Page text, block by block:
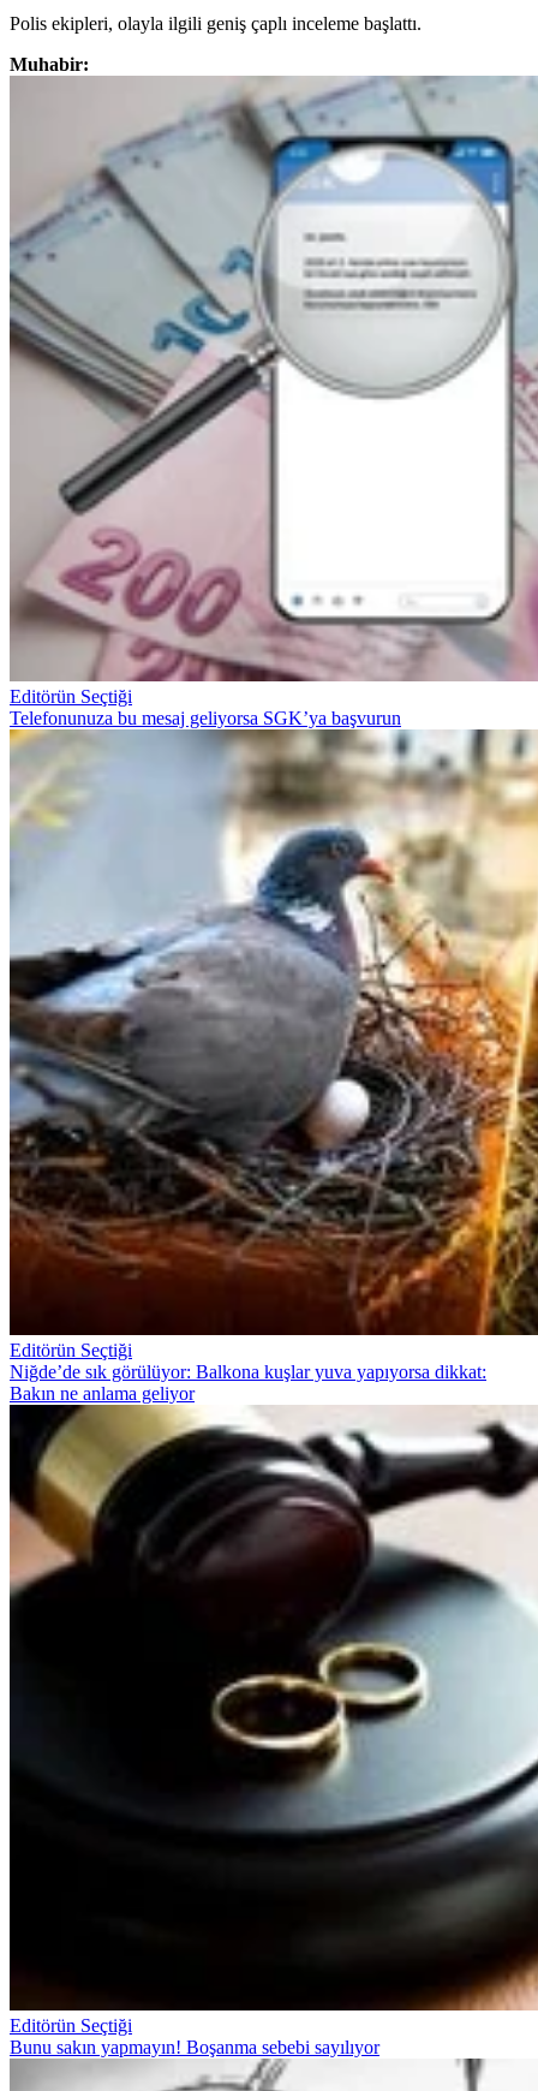
Polis ekipleri, olayla ilgili geniş çaplı inceleme başlattı.
Muhabir:
Editörün Seçtiği
Telefonunuza bu mesaj geliyorsa SGK’ya başvurun
Editörün Seçtiği
Niğde’de sık görülüyor: Balkona kuşlar yuva yapıyorsa dikkat:
Bakın ne anlama geliyor
Editörün Seçtiği
Bunu sakın yapmayın! Boşanma sebebi sayılıyor